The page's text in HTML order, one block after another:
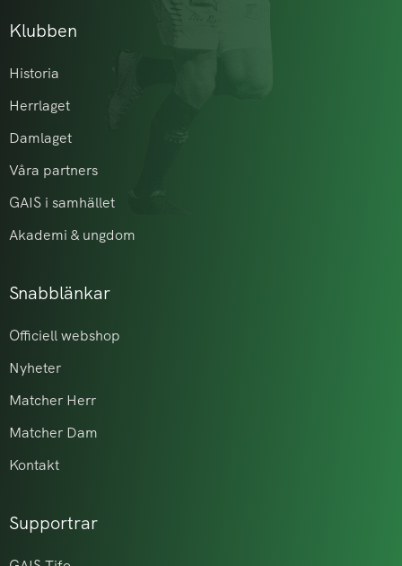
Klubben
Historia
Herrlaget
Damlaget
Våra partners
GAIS i samhället
Akademi & ungdom
Snabblänkar
Officiell webshop
Nyheter
Matcher Herr
Matcher Dam
Kontakt
Supportrar